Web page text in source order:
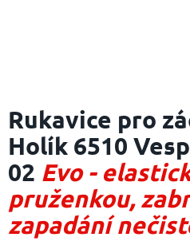
Požární
sport
Zdravotnické
vybavení
Oblečení,
Rukavice pro
Holík 6510
02 Evo -
pruženkou,
zapadání